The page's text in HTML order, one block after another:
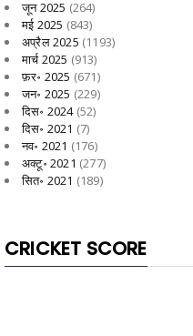
जून 2025 (264)
मई 2025 (843)
अप्रैल 2025 (1193)
मार्च 2025 (913)
फ़र॰ 2025 (671)
जन॰ 2025 (229)
दिस॰ 2024(52)
दिस॰ 2021 (7)
नव॰ 2021 (176)
अक्टू॰ 2021 (277)
सित॰ 2021 (189)
CRICKET SCORE